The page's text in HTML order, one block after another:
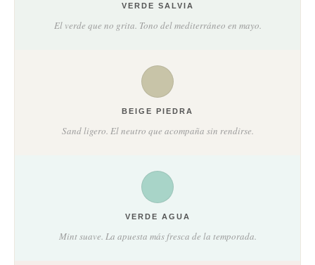
VERDE SALVIA
El verde que no grita. Tono del mediterráneo en mayo.
BEIGE PIEDRA
Sand ligero. El neutro que acompaña sin rendirse.
VERDE AGUA
Mint suave. La apuesta más fresca de la temporada.